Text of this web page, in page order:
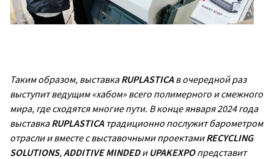
Таким образом, выставкаRUPLASTICA в очередной раз
выступит ведущим «хабом» всего полимерного и смежного
мира, где сходятся многие пути. В конце января 2024 года
выставкаRUPLASTICA традиционно послужит барометром
отрасли и вместе с выставочными проектамиRECYCLING
SOLUTIONS,ADDITIVE MINDEDи UPAKEXPOпредставит